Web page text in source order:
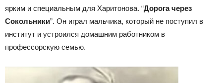
ярким и специальным для Харитонова. “Дорога через
Сокольники”. Он играл мальчика, который не поступил в
институт и устроился домашним работником в
профессорскую семью.